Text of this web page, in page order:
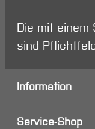
Die mit einem
sind
Information
Service-Shop